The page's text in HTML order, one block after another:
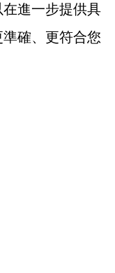
進一步提供具
確、更符合您